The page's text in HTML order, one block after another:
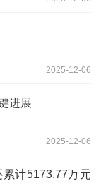
2025-12-06
进展
2025-12-06
计5173.77万元